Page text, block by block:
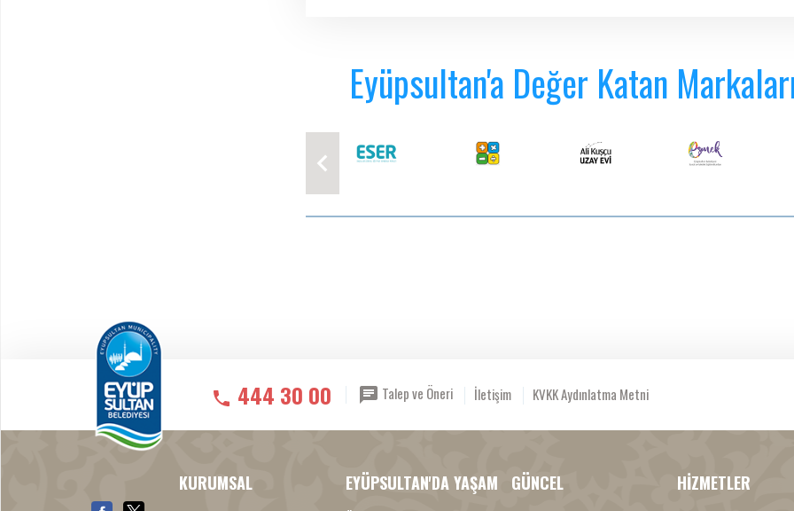
Eyüpsultan'a Değer Katan
444 30 00 Talep ve Öneri İletişim KVKK Aydınlatma Metni
KURUMSAL EYÜPSULTAN'DA YAŞAM GÜNCEL HİZMETLER